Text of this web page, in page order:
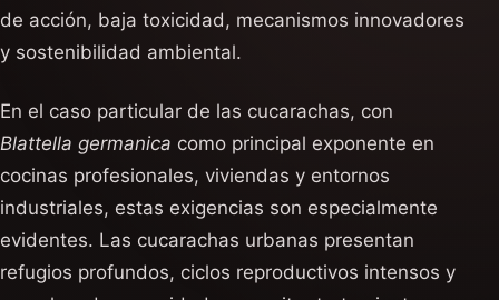
de acción, baja toxicidad, mecanismos innovadores
y sostenibilidad ambiental.
En el caso particular de las cucarachas, con
Blattella germanica como principal exponente en
cocinas profesionales, viviendas y entornos
industriales, estas exigencias son especialmente
evidentes. Las cucarachas urbanas presentan
refugios profundos, ciclos reproductivos intensos y